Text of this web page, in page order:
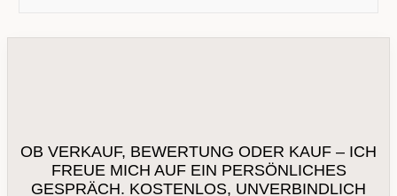
OB VERKAUF, BEWERTUNG ODER KAUF – ICH
FREUE MICH AUF EIN PERSÖNLICHES
GESPRÄCH. KOSTENLOS, UNVERBINDLICH